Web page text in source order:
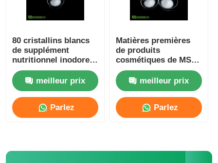
80 cristallins blancs
de supplément
nutritionnel inodore
de poudre de la maille
MSM meilleur prix
Parlez
Matières premières
de produits
cosmétiques de MSM
20 - 40 Mesh For Skin
Whiteningmeilleur prix
Parlez